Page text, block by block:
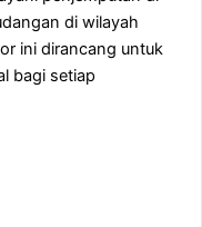
di wilayah
ini dirancang untuk
bagi setiap